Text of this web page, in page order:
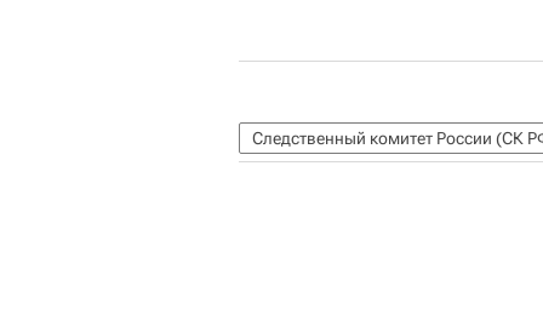
Следственный комитет России (СК